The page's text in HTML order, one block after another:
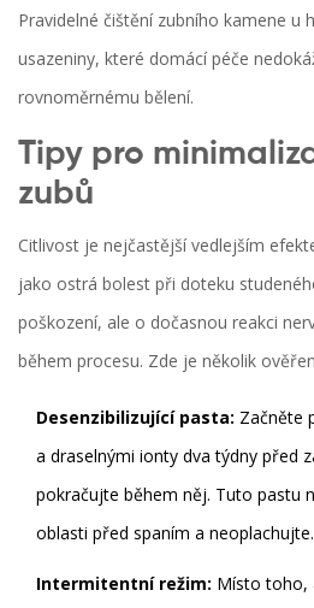
Pravidelné čištění zubního kamene u
usazeniny, které domácí péče
rovnoměrnému bělení.
Tipy pro
zubů
Citlivost je nejčastější vedlejším
jako ostrá bolest při doteku
poškození, ale o dočasnou reakci
během procesu. Zde je několik
Desenzibilizující pasta: Začněte
a draselnými ionty dva týdny před
pokračujte během něj. Tuto pastu
oblasti před spaním a neoplachujte.
Intermitentní režim: Místo toho,